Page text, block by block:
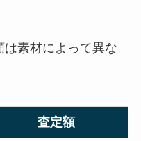
素材によって異な
査定額